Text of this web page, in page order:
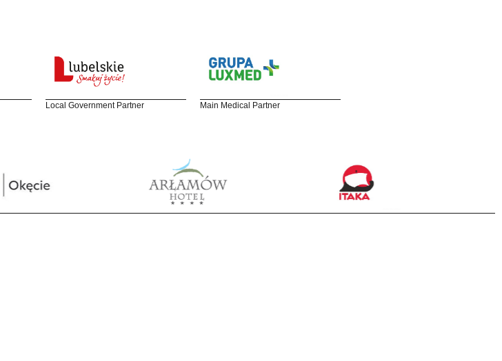
Local Government Partner Main Medical Partner